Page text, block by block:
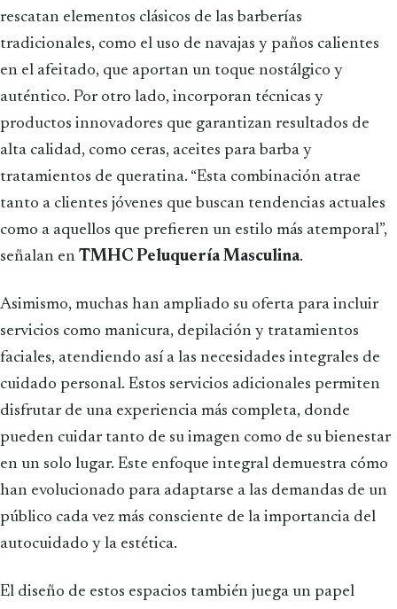
rescatan elementos clásicos de las barberías
tradicionales, como el uso de navajas y paños calientes
en el afeitado, que aportan un toque nostálgico y
auténtico. Por otro lado, incorporan técnicas y
productos innovadores que garantizan resultados de
alta calidad, como ceras, aceites para barba y
tratamientos de queratina. “Esta combinación atrae
tanto a clientes jóvenes que buscan tendencias actuales
como a aquellos que prefieren un estilo más atemporal”,
señalan en TMHC Peluquería Masculina.
Asimismo, muchas han ampliado su oferta para incluir
servicios como manicura, depilación y tratamientos
faciales, atendiendo así a las necesidades integrales de
cuidado personal. Estos servicios adicionales permiten
disfrutar de una experiencia más completa, donde
pueden cuidar tanto de su imagen como de su bienestar
en un solo lugar. Este enfoque integral demuestra cómo
han evolucionado para adaptarse a las demandas de un
público cada vez más consciente de la importancia del
autocuidado y la estética.
El diseño de estos espacios también juega un papel